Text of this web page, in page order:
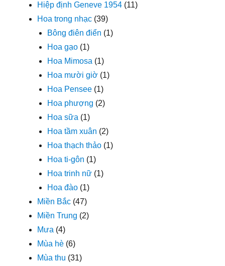
Hiệp định Geneve 1954 (11)
Hoa trong nhạc (39)
Bông điên điển (1)
Hoa gạo (1)
Hoa Mimosa (1)
Hoa mười giờ (1)
Hoa Pensee (1)
Hoa phượng (2)
Hoa sữa (1)
Hoa tầm xuân (2)
Hoa thạch thảo (1)
Hoa ti-gôn (1)
Hoa trinh nữ (1)
Hoa đào (1)
Miền Bắc (47)
Miền Trung (2)
Mưa (4)
Mùa hè (6)
Mùa thu (31)